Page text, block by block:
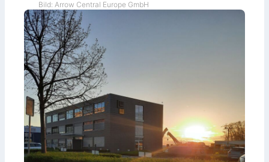
Bild: Arrow Central Europe GmbH